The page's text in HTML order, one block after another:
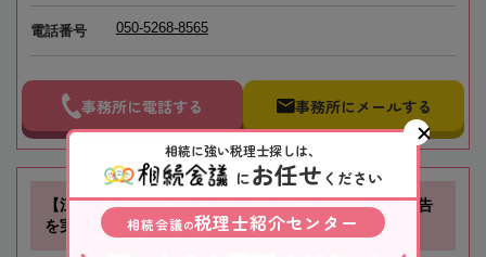
電話番号 050-5268-8565
事務所に電話する 事務所にメールする
【江坂駅徒歩1分】お客様に寄り添い、確かな相続税申告
を実現します！
相続に強い税理士探しは、
にお任せ ください
相続会議の税理士紹介センター